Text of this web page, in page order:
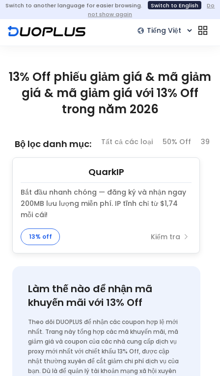
Switch to another language for easier browsing. Switch to English
Do
not show again
13% Off phiếu giảm giá & mã giảm
giá & mã giảm giá với 13% Off
trong năm 2026
Bộ lọc danh mục: Tất cả các loại 50% Off 39%
QuarkIP
Bắt đầu nhanh chóng — đăng ký và nhận ngay
200MB lưu lượng miễn phí. IP tĩnh chỉ từ $1,74
mỗi cái!
13% off Kiểm tra
Làm thế nào để nhận mã
khuyến mãi với 13% Off
Theo dõi DUOPLUS để nhận các coupon hợp lệ mới
nhất. Trang này tổng hợp các mã khuyến mãi, mã
giảm giá và coupon của các nhà cung cấp dịch vụ
proxy mới nhất với chiết khấu 13% Off, được cập
nhật thường xuyên để cắt giảm chi phí dịch vụ của
bạn. Dù là để quản lý tài khoản mạng xã hội xuyên